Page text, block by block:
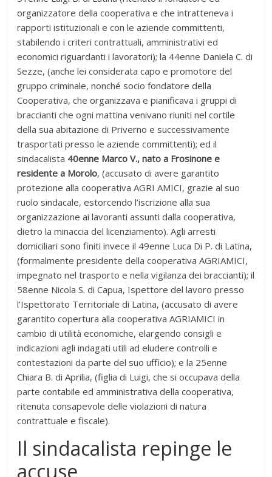
organizzatore della cooperativa e che intratteneva i
rapporti istituzionali e con le aziende committenti,
stabilendo i criteri contrattuali, amministrativi ed
economici riguardanti i lavoratori); la 44enne Daniela C. di
Sezze, (anche lei considerata capo e promotore del
gruppo criminale, nonché socio fondatore della
Cooperativa, che organizzava e pianificava i gruppi di
braccianti che ogni mattina venivano riuniti nel cortile
della sua abitazione di Priverno e successivamente
trasportati presso le aziende committenti); ed il
sindacalista 40enne Marco V., nato a Frosinone e
residente a Morolo, (accusato di avere garantito
protezione alla cooperativa AGRI AMICI, grazie al suo
ruolo sindacale, estorcendo l’iscrizione alla sua
organizzazione ai lavoranti assunti dalla cooperativa,
dietro la minaccia del licenziamento). Agli arresti
domiciliari sono finiti invece il 49enne Luca Di P. di Latina,
(formalmente presidente della cooperativa AGRIAMICI,
impegnato nel trasporto e nella vigilanza dei braccianti); il
58enne Nicola S. di Capua, Ispettore del lavoro presso
l’Ispettorato Territoriale di Latina, (accusato di avere
garantito copertura alla cooperativa AGRIAMICI in
cambio di utilità economiche, elargendo consigli e
indicazioni agli indagati utili ad eludere controlli e
contestazioni da parte del suo ufficio); e la 25enne
Chiara B. di Aprilia, (figlia di Luigi, che si occupava della
parte contabile ed amministrativa della cooperativa,
ritenuta consapevole delle violazioni di natura
contrattuale e fiscale).
Il sindacalista repinge le
accuse